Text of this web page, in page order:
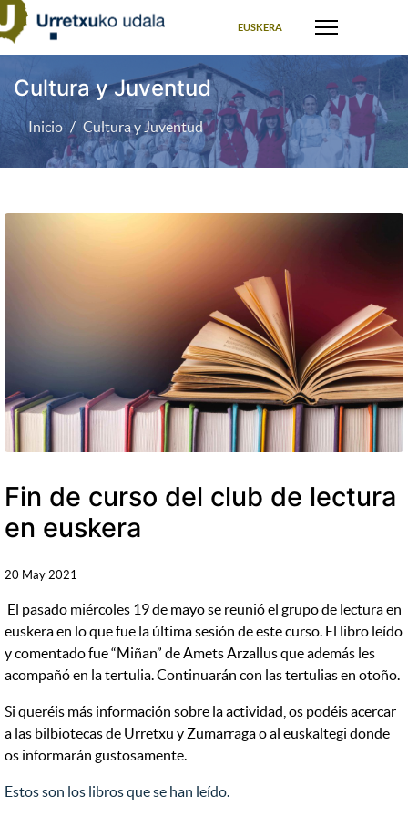
EUSKERA
Cultura y Juventud
Inicio Cultura y Juventud
Fin de curso del club de lectura
en euskera
20 May 2021
El pasado miércoles 19 de mayo se reunió el grupo de lectura en
euskera en lo que fue la última sesión de este curso. El libro leído
y comentado fue “Miñan” de Amets Arzallus que además les
acompañó en la tertulia. Continuarán con las tertulias en otoño.
Si queréis más información sobre la actividad, os podéis acercar
a las bilbiotecas de Urretxu y Zumarraga o al euskaltegi donde
os informarán gustosamente.
Estos son los libros que se han leído.